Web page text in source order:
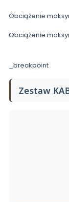
Obciążenie
Obciążenie
_breakpoint
Zestaw